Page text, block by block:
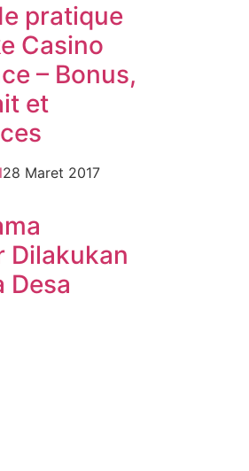
pratique
Casino
– Bonus,
et
28 Maret 2017
Dilakukan
Desa